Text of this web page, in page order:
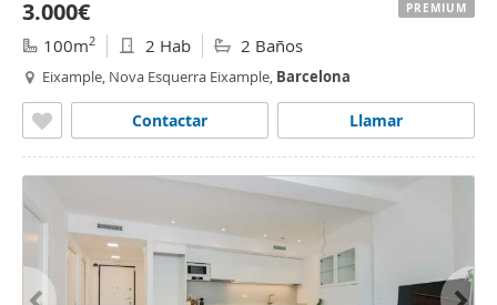
3.000€
100m2 2 Hab 2 Baños
Eixample, Nova Esquerra Eixample, Barcelona
Llamar
Contactar
PREMIUM